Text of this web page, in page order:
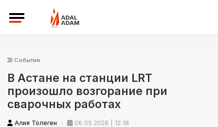
События
В Астане на станции LRT
произошло возгорание при
сварочных работах
Алия Толеген 06.05.2026 | 12:18